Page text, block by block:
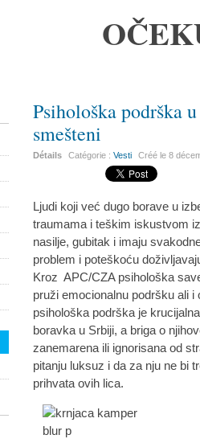
Psihološka podrška
smešteni
Détails Catégorie :Vesti Créé le8
Ljudi koji već dugo borave u
traumama i teškim iskustvom
nasilje, gubitak i imaju
problem i poteškoću
Kroz APC/CZA psihološka
pruži emocionalnu podršku ali
psihološka podrška je
boravka u Srbiji, a briga o
zanemarena ili ignorisana od
pitanju luksuz i da za nju ne bi
prihvata ovih lica.